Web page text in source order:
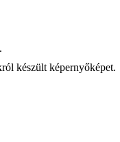
készült képernyőképet.